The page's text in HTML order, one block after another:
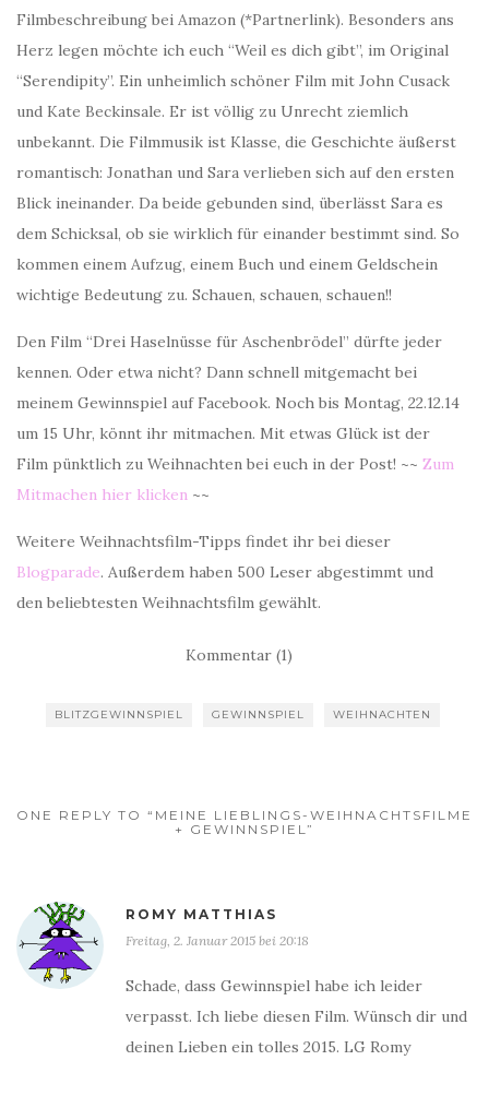
Filmbeschreibung bei Amazon (*Partnerlink). Besonders ans
Herz legen möchte ich euch “Weil es dich gibt”, im Original
“Serendipity”. Ein unheimlich schöner Film mit John Cusack
und Kate Beckinsale. Er ist völlig zu Unrecht ziemlich
unbekannt. Die Filmmusik ist Klasse, die Geschichte äußerst
romantisch: Jonathan und Sara verlieben sich auf den ersten
Blick ineinander. Da beide gebunden sind, überlässt Sara es
dem Schicksal, ob sie wirklich für einander bestimmt sind. So
kommen einem Aufzug, einem Buch und einem Geldschein
wichtige Bedeutung zu. Schauen, schauen, schauen!!
Den Film “Drei Haselnüsse für Aschenbrödel” dürfte jeder
kennen. Oder etwa nicht? Dann schnell mitgemacht bei
meinem Gewinnspiel auf Facebook. Noch bis Montag, 22.12.14
um 15 Uhr, könnt ihr mitmachen. Mit etwas Glück ist der
Film pünktlich zu Weihnachten bei euch in der Post! ~~ Zum
Mitmachen hier klicken ~~
Weitere Weihnachtsfilm-Tipps findet ihr bei dieser
Blogparade. Außerdem haben 500 Leser abgestimmt und
den beliebtesten Weihnachtsfilm gewählt.
Kommentar (1)
BLITZGEWINNSPIEL GEWINNSPIEL WEIHNACHTEN
ONE REPLY TO “MEINE LIEBLINGS-WEIHNACHTSFILME
+ GEWINNSPIEL”
ROMY MATTHIAS
Freitag, 2. Januar 2015 bei 20:18
Schade, dass Gewinnspiel habe ich leider
verpasst. Ich liebe diesen Film. Wünsch dir und
deinen Lieben ein tolles 2015. LG Romy